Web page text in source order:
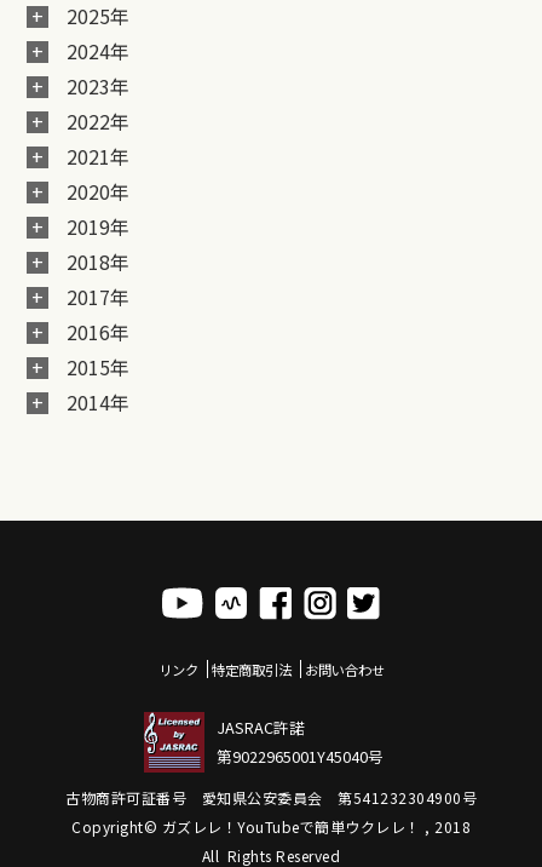
2025年
2024年
2023年
2022年
2021年
2020年
2019年
2018年
2017年
2016年
2015年
2014年
リンク 特定商取引法 お問い合わせ
JASRAC許諾
第9022965001Y45040号
古物商許可証番号 愛知県公安委員会 第541232304900号
Copyright© ガズレレ！YouTubeで簡単ウクレレ！ , 2018
All Rights Reserved